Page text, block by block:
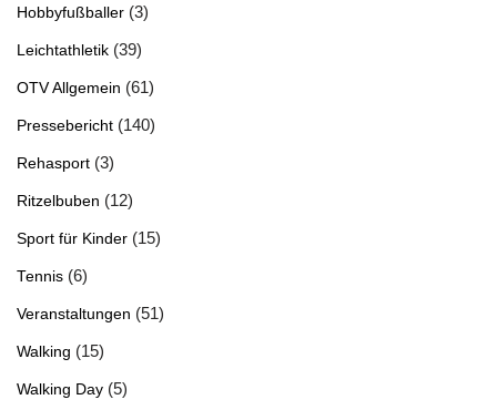
Hobbyfußballer (3)
Leichtathletik (39)
OTV Allgemein (61)
Pressebericht (140)
Rehasport (3)
Ritzelbuben (12)
Sport für Kinder (15)
Tennis (6)
Veranstaltungen (51)
Walking (15)
Walking Day (5)